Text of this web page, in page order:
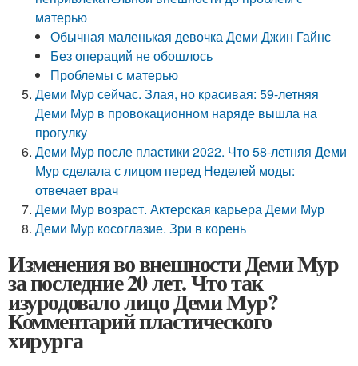
матерью
Обычная маленькая девочка Деми Джин Гайнс
Без операций не обошлось
Проблемы с матерью
Деми Мур сейчас. Злая, но красивая: 59-летняя
Деми Мур в провокационном наряде вышла на
прогулку
Деми Мур после пластики 2022. Что 58-летняя Деми
Мур сделала с лицом перед Неделей моды:
отвечает врач
Деми Мур возраст. Актерская карьера Деми Мур
Деми Мур косоглазие. Зри в корень
Изменения во внешности Деми Мур
за последние 20 лет. Что так
изуродовало лицо Деми Мур?
Комментарий пластического
хирурга